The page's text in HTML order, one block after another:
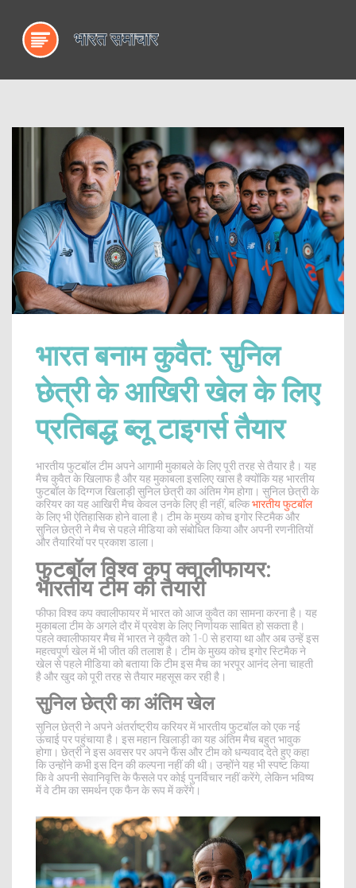
भारत बनाम कुवैत: सुनिल
छेत्री के आखिरी खेल के लिए
प्रतिबद्ध ब्लू टाइगर्स तैयार
भारतीय फुटबॉल टीम अपने आगामी मुकाबले के लिए पूरी तरह से तैयार है। यह
मैच कुवैत के खिलाफ है और यह मुकाबला इसलिए खास है क्योंकि यह भारतीय
फुटबॉल के दिग्गज खिलाड़ी सुनिल छेत्री का अंतिम गेम होगा। सुनिल छेत्री के
करियर का यह आखिरी मैच केवल उनके लिए ही नहीं, बल्किभारतीय फुटबॉल
के लिए भी ऐतिहासिक होने वाला है। टीम के मुख्य कोच इगोर स्टिमैक और
सुनिल छेत्री ने मैच से पहले मीडिया को संबोधित किया और अपनी रणनीतियों
और तैयारियों पर प्रकाश डाला।
फुटबॉल विश्व कप क्वालीफायर:
भारतीय टीम की तैयारी
फीफा विश्व कप क्वालीफायर में भारत को आज कुवैत का सामना करना है। यह
मुकाबला टीम के अगले दौर में प्रवेश के लिए निर्णायक साबित हो सकता है।
पहले क्वालीफायर मैच में भारत ने कुवैत को 1-0 से हराया था और अब उन्हें इस
महत्वपूर्ण खेल में भी जीत की तलाश है। टीम के मुख्य कोच इगोर स्टिमैक ने
खेल से पहले मीडिया को बताया कि टीम इस मैच का भरपूर आनंद लेना चाहती
है और खुद को पूरी तरह से तैयार महसूस कर रही है।
सुनिल छेत्री का अंतिम खेल
सुनिल छेत्री ने अपने अंतर्राष्ट्रीय करियर में भारतीय फुटबॉल को एक नई
ऊंचाई पर पहुंचाया है। इस महान खिलाड़ी का यह अंतिम मैच बहुत भावुक
होगा। छेत्री ने इस अवसर पर अपने फैंस और टीम को धन्यवाद देते हुए कहा
कि उन्होंने कभी इस दिन की कल्पना नहीं की थी। उन्होंने यह भी स्पष्ट किया
कि वे अपनी सेवानिवृत्ति के फैसले पर कोई पुनर्विचार नहीं करेंगे, लेकिन भविष्य
में वे टीम का समर्थन एक फैन के रूप में करेंगे।